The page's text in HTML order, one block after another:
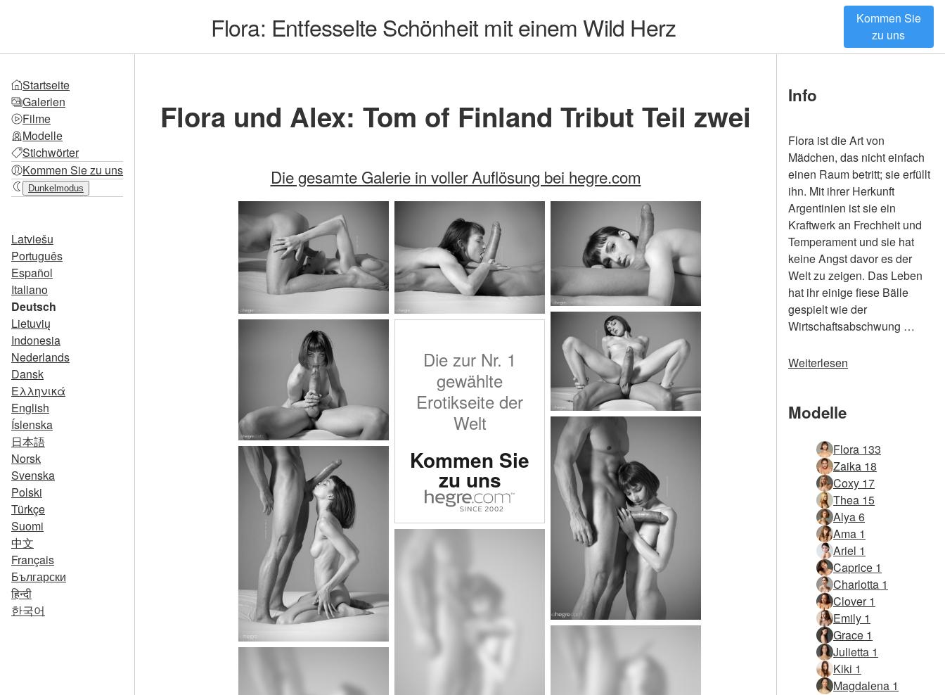
Flora: Entfesselte Schönheit mit einem Wild Herz
Kommen Sie
zu uns
Startseite
Galerien
Filme
Modelle
Stichwörter
Kommen Sie zu uns
Dunkelmodus
Latviešu
Português
Español
Italiano
Deutsch
Lietuvių
Indonesia
Nederlands
Dansk
Ελληνικά
English
Íslenska
日本語
Norsk
Svenska
Polski
Türkçe
Suomi
中文
Français
Български
हिन्दी
한국어
Flora und Alex: Tom of Finland Tribut Teil zwei
Die gesamte Galerie in voller Auflösung bei hegre.com
Die zur Nr. 1
gewählte
Erotikseite der
Welt
Kommen Sie
zu uns
Info
Flora ist die Art von
Mädchen, das nicht einfach
einen Raum betritt; sie erfüllt
ihn. Mit ihrer Herkunft
Argentinien ist sie ein
Kraftwerk an Frechheit und
Temperament und sie hat
keine Angst davor es der
Welt zu zeigen. Das Leben
hat ihr einige fiese Bälle
gespielt wie der
Wirtschaftsabschwung …
Weiterlesen
Modelle
Flora 133
Zaika 18
Coxy 17
Thea 15
Alya 6
Ama 1
Ariel 1
Caprice 1
Charlotta 1
Clover 1
Emily 1
Grace 1
Julietta 1
Kiki 1
Magdalena 1